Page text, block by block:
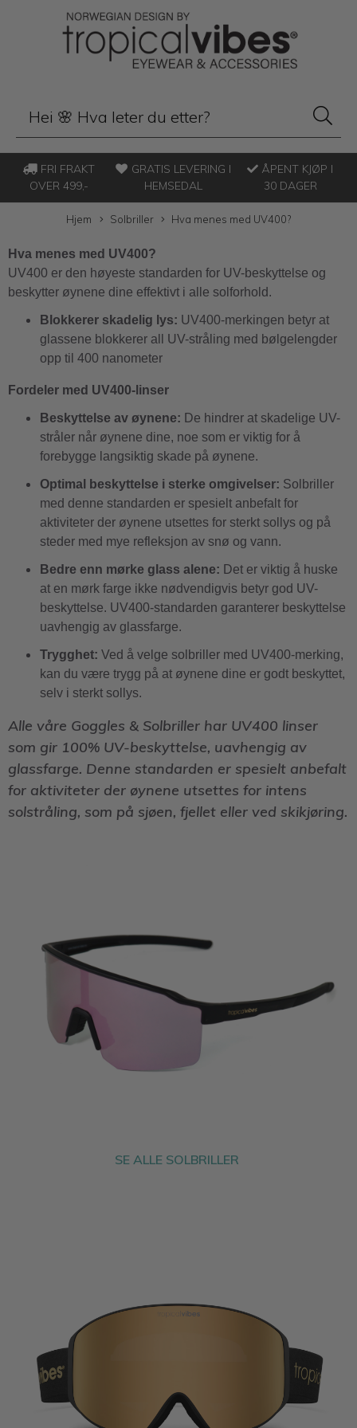
FRI FRAKT
OVER 499,-
GRATIS LEVERING I
HEMSEDAL
ÅPENT KJØP I
30 DAGER
Hjem Solbriller Hva menes med UV400?
Hva menes med UV400?
UV400 er den høyeste standarden for UV-beskyttelse og
beskytter øynene dine effektivt i alle solforhold.
Blokkerer skadelig lys: UV400-merkingen betyr at
glassene blokkerer all UV-stråling med bølgelengder
opp til 400 nanometer
Fordeler med UV400-linser
Beskyttelse av øynene: De hindrer at skadelige UV-
stråler når øynene dine, noe som er viktig for å
forebygge langsiktig skade på øynene.
Optimal beskyttelse i sterke omgivelser: Solbriller
med denne standarden er spesielt anbefalt for
aktiviteter der øynene utsettes for sterkt sollys og på
steder med mye refleksjon av snø og vann.
Bedre enn mørke glass alene: Det er viktig å huske
at en mørk farge ikke nødvendigvis betyr god UV-
beskyttelse. UV400-standarden garanterer beskyttelse
uavhengig av glassfarge.
Trygghet: Ved å velge solbriller med UV400-merking,
kan du være trygg på at øynene dine er godt beskyttet,
selv i sterkt sollys.
Alle våre Goggles & Solbriller har UV400 linser
som gir 100% UV-beskyttelse, uavhengig av
glassfarge. Denne standarden er spesielt anbefalt
for aktiviteter der øynene utsettes for intens
solstråling, som på sjøen, fjellet eller ved skikjøring.
SE ALLE SOLBRILLER